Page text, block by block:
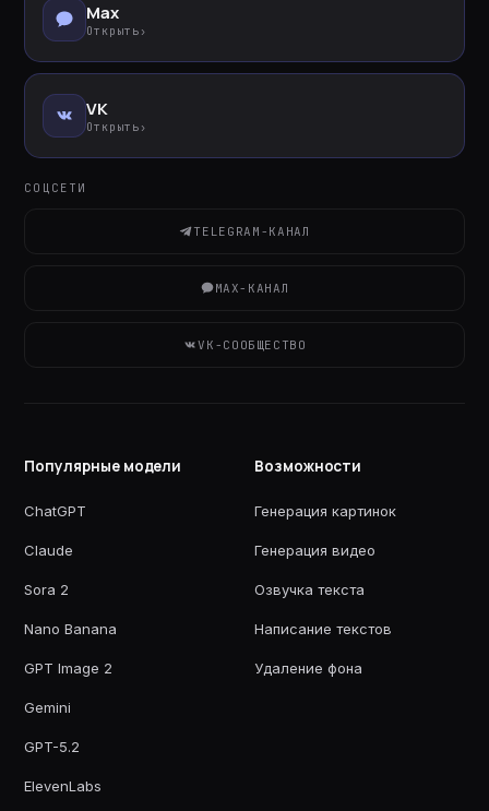
Max
Открыть ›
VK
Открыть ›
СОЦСЕТИ
TELEGRAM-КАНАЛ
MAX-КАНАЛ
VK-СООБЩЕСТВО
Популярные модели
ChatGPT
Claude
Sora 2
Nano Banana
GPT Image 2
Gemini
GPT-5.2
ElevenLabs
Возможности
Генерация картинок
Генерация видео
Озвучка текста
Написание текстов
Удаление фона